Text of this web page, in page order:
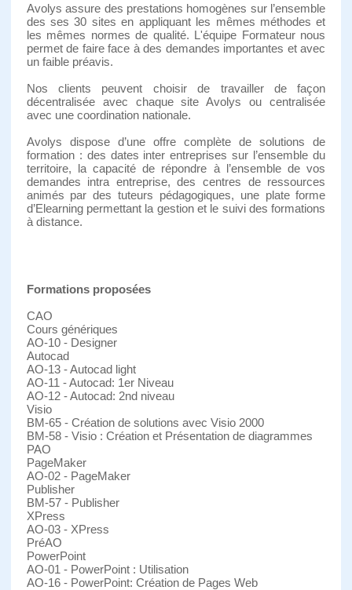
Avolys assure des prestations homogènes sur l’ensemble
des ses 30 sites en appliquant les mêmes méthodes et
les mêmes normes de qualité. L'équipe Formateur nous
permet de faire face à des demandes importantes et avec
un faible préavis.
Nos clients peuvent choisir de travailler de façon
décentralisée avec chaque site Avolys ou centralisée
avec une coordination nationale.
Avolys dispose d’une offre complète de solutions de
formation : des dates inter entreprises sur l’ensemble du
territoire, la capacité de répondre à l’ensemble de vos
demandes intra entreprise, des centres de ressources
animés par des tuteurs pédagogiques, une plate forme
d’Elearning permettant la gestion et le suivi des formations
à distance.
Formations proposées
CAO
Cours génériques
AO-10 - Designer
Autocad
AO-13 - Autocad light
AO-11 - Autocad: 1er Niveau
AO-12 - Autocad: 2nd niveau
Visio
BM-65 - Création de solutions avec Visio 2000
BM-58 - Visio : Création et Présentation de diagrammes
PAO
PageMaker
AO-02 - PageMaker
Publisher
BM-57 - Publisher
XPress
AO-03 - XPress
PréAO
PowerPoint
AO-01 - PowerPoint : Utilisation
AO-16 - PowerPoint: Création de Pages Web